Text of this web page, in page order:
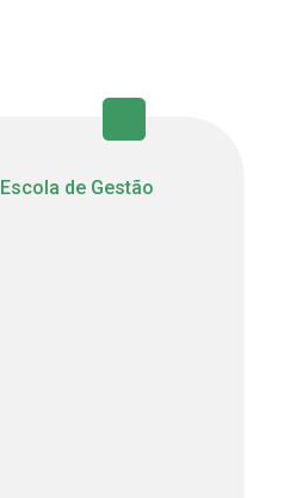
Escola de Gestão